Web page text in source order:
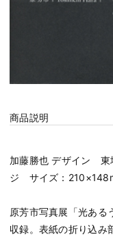
商品説明
加藤勝也 デザイン
ジ サイズ：
原芳市写真展「光ある
収録。表紙の折り込み